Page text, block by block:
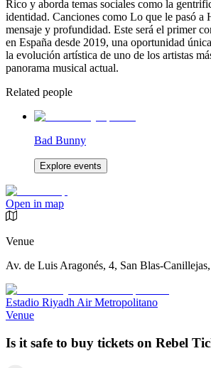
Rico y aborda temas sociales como la
identidad. Canciones como Lo que le pasó a
mensaje y profundidad. Este será el primer
en España desde 2019, una oportunidad
la evolución artística de uno de los artistas
panorama musical actual.
Related people
Bad Bunny
Explore events
Open in map
Venue
Av. de Luis Aragonés, 4, San Blas-
Estadio Riyadh Air Metropolitano
Venue
Is it safe to buy tickets on Rebel